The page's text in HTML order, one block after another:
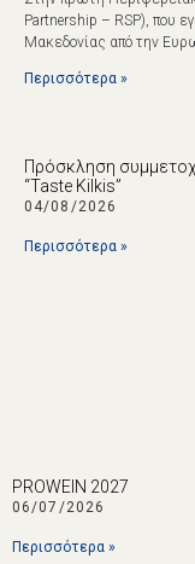
Partnership – RSP), που
Μακεδονίας από την
Περισσότερα »
Πρόσκληση
“Taste Kilkis”
04/08/2026
Περισσότερα »
PROWEIN 2027
06/07/2026
Περισσότερα »